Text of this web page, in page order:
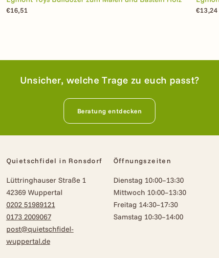
€16,51 €13,24
Unsicher, welche Trage zu euch passt?
Beratung entdecken
Quietschfidel in Ronsdorf
Lüttringhauser Straße 1
42369 Wuppertal
0202 51989121
0173 2009067
post@quietschfidel-
wuppertal.de
Öffnungszeiten
Dienstag 10:00–13:30
Mittwoch 10:00–13:30
Freitag 14:30–17:30
Samstag 10:30–14:00